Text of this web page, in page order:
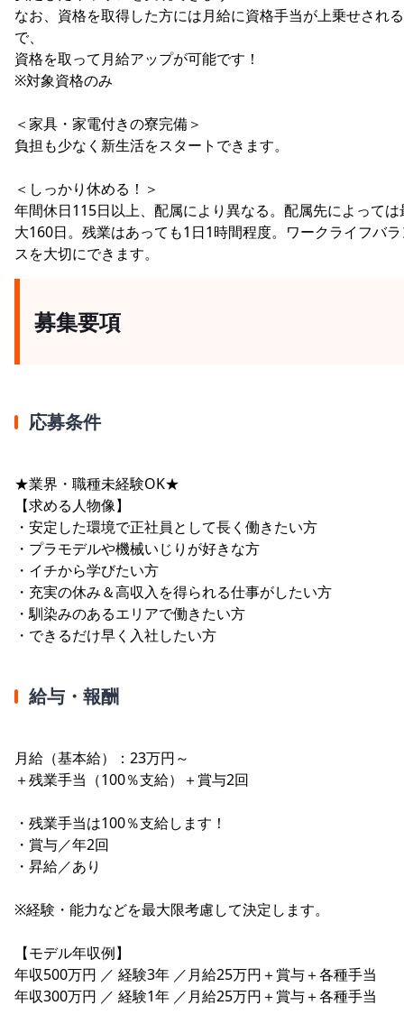
なお、資格を取得した方には月給に資格手当が上乗せされ
で、
資格を取って月給アップが可能です！
※対象資格のみ
＜家具・家電付きの寮完備＞
負担も少なく新生活をスタートできます。
＜しっかり休める！＞
年間休日115日以上、配属により異なる。配属先によっては
大160日。残業はあっても1日1時間程度。ワークライフバ
スを大切にできます。
募集要項
応募条件
★業界・職種未経験OK★
【求める人物像】
・安定した環境で正社員として長く働きたい方
・プラモデルや機械いじりが好きな方
・イチから学びたい方
・充実の休み＆高収入を得られる仕事がしたい方
・馴染みのあるエリアで働きたい方
・できるだけ早く入社したい方
給与・報酬
月給（基本給）：23万円～
＋残業手当（100％支給）＋賞与2回
・残業手当は100％支給します！
・賞与／年2回
・昇給／あり
※経験・能力などを最大限考慮して決定します。
【モデル年収例】
年収500万円 ／ 経験3年 ／月給25万円＋賞与＋各種手当
年収300万円 ／ 経験1年 ／月給25万円＋賞与＋各種手当